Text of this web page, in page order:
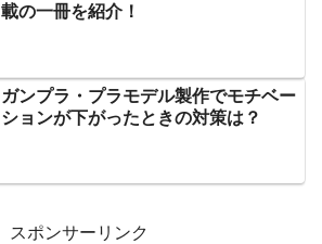
載の一冊を紹介！
ガンプラ・プラモデル製作でモチベー
ションが下がったときの対策は？
スポンサーリンク